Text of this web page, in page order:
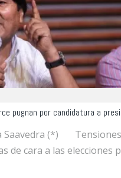
pugnan por candidatura a
Saavedra (*)
de cara a las elecciones